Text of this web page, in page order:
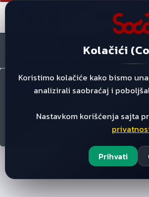
PRONAĐI DEO
Proizvodi Default
Fr Electrolux Aeg Zanussi
Kolačići
Koristimo kolačiće kako bismo
analizirali saobraćaj i
Nastavkom korišćenja sajta
Prihvati